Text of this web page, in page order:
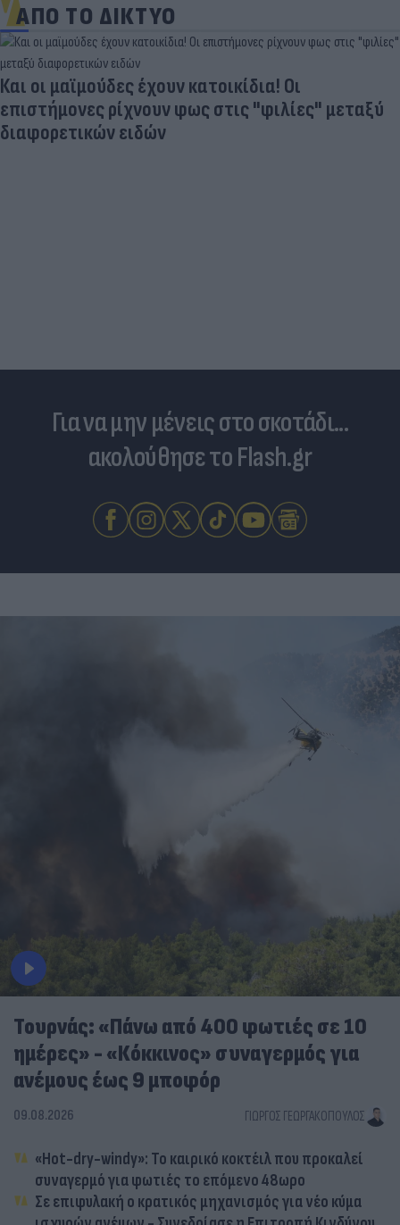
ΑΠΟ ΤΟ ΔΙΚΤΥΟ
Για να μην μένεις στο σκοτάδι...
ακολούθησε το Flash.gr
Τουρνάς: «Πάνω από 400 φωτιές σε 10
ημέρες» - «Κόκκινος» συναγερμός για
ανέμους έως 9 μποφόρ
09.08.2026 ΓΙΏΡΓΟΣ ΓΕΩΡΓΑΚΌΠΟΥΛΟΣ
«Hot-dry-windy»: Το καιρικό κοκτέιλ που προκαλεί
συναγερμό για φωτιές το επόμενο 48ωρο
Σε επιφυλακή ο κρατικός μηχανισμός για νέο κύμα